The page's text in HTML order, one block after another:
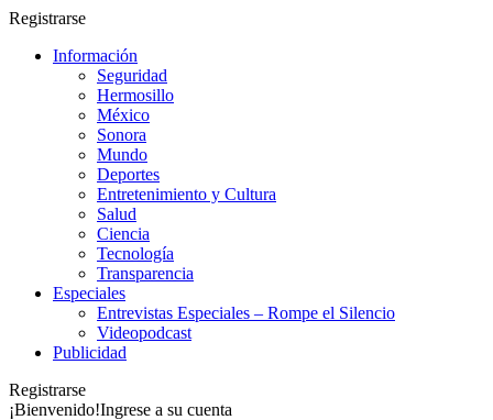
Registrarse
Información
Seguridad
Hermosillo
México
Sonora
Mundo
Deportes
Entretenimiento y Cultura
Salud
Ciencia
Tecnología
Transparencia
Especiales
Entrevistas Especiales – Rompe el Silencio
Videopodcast
Publicidad
Registrarse
¡Bienvenido!Ingrese a su cuenta